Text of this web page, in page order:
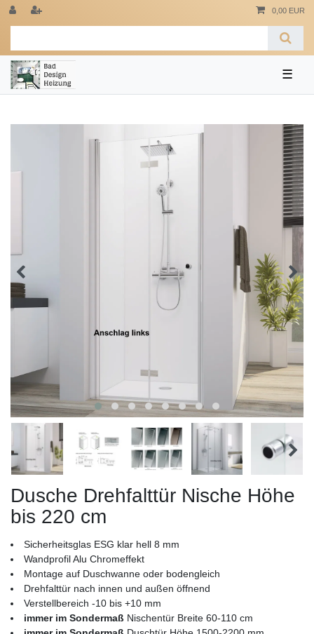
0,00 EUR
☰
Dusche Drehfalttür Nische Höhe
bis 220 cm
Sicherheitsglas ESG klar hell 8 mm
Wandprofil Alu Chromeffekt
Montage auf Duschwanne oder bodengleich
Drehfalttür nach innen und außen öffnend
Verstellbereich -10 bis +10 mm
immer im Sondermaß Nischentür Breite 60-110 cm